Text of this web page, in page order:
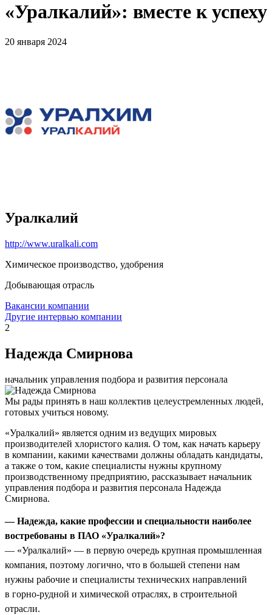
«Уралкалий»: вместе к успеху
20 января 2024
Уралкалий
http://www.uralkali.com
Химическое производство, удобрения
Добывающая отрасль
Вакансии компании
Другие интервью компании
2
Надежда Смирнова
начальник управления подбора и развития персонала
Мы рады принять в наш коллектив целеустремленных людей,
готовых учиться новому.
«Уралкалий» является одним из ведущих мировых
производителей хлористого калия. О том, как начать карьеру
в компании, какими качествами должны обладать кандидаты,
а также о том, какие специалисты нужны крупному
производственному предприятию, рассказывает начальник
управления подбора и развития персонала Надежда
Смирнова.
— Надежда, какие профессии и специальности наиболее
востребованы в ПАО «Уралкалий»?
— «Уралкалий» — в первую очередь крупная промышленная
компания, поэтому логично, что в большей степени нам
нужны рабочие и специалисты технических направлений
в горно-рудной и химической отраслях, в строительной
отрасли.